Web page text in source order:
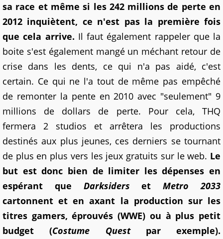
sa race et même si les 242 millions de perte en
2012 inquiètent, ce n'est pas la première fois
que cela arrive. Il faut également rappeler que la
boite s'est également mangé un méchant retour de
crise dans les dents, ce qui n'a pas aidé, c'est
certain. Ce qui ne l'a tout de même pas empêché
de remonter la pente en 2010 avec "seulement" 9
millions de dollars de perte. Pour cela, THQ
fermera 2 studios et arrêtera les productions
destinés aux plus jeunes, ces derniers se tournant
de plus en plus vers les jeux gratuits sur le web. Le
but est donc bien de limiter les dépenses en
espérant que Darksiders etMetro 2033
cartonnent et en axant la production sur les
titres gamers, éprouvés (WWE) ou à plus petit
budget (Costume Questpar exemple).